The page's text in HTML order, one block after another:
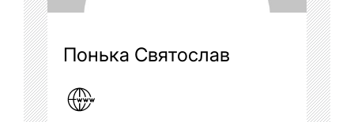
Понька Святослав